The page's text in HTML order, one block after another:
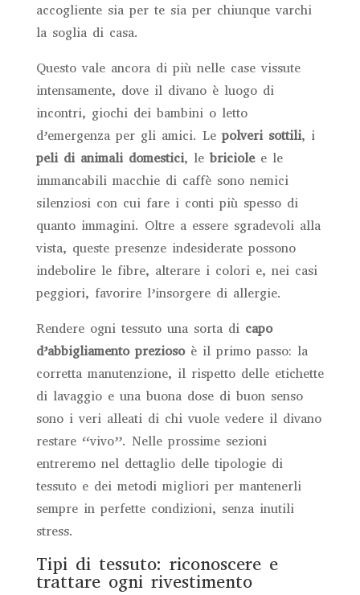
accogliente sia per te sia per chiunque varchi
la soglia di casa.
Questo vale ancora di più nelle case vissute
intensamente, dove il divano è luogo di
incontri, giochi dei bambini o letto
d’emergenza per gli amici. Le polveri sottili, i
peli di animali domestici, lebriciolee le
immancabili macchie di caffè sono nemici
silenziosi con cui fare i conti più spesso di
quanto immagini. Oltre a essere sgradevoli alla
vista, queste presenze indesiderate possono
indebolire le fibre, alterare i colori e, nei casi
peggiori, favorire l’insorgere di allergie.
Rendere ogni tessuto una sorta di capo
d’abbigliamento preziosoè il primo passo: la
corretta manutenzione, il rispetto delle etichette
di lavaggio e una buona dose di buon senso
sono i veri alleati di chi vuole vedere il divano
restare “vivo”. Nelle prossime sezioni
entreremo nel dettaglio delle tipologie di
tessuto e dei metodi migliori per mantenerli
sempre in perfette condizioni, senza inutili
stress.
Tipi di tessuto: riconoscere e
trattare ogni rivestimento